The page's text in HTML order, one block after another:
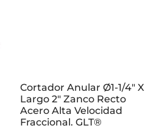
Cortador Anular Ø1-1/4″ X
Largo 2″ Zanco Recto
Acero Alta Velocidad
Fraccional. GLT®